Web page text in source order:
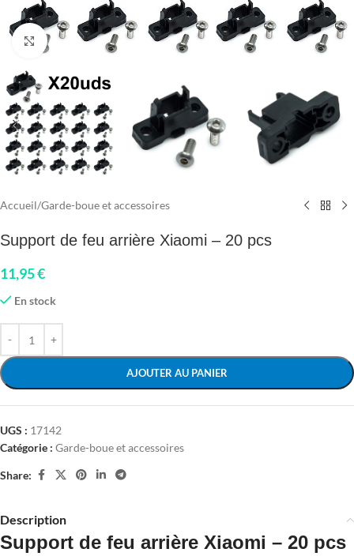
Click to enlarge
Accueil/Garde-boue et accessoires
Support de feu arrière Xiaomi – 20 pcs
11,95€
En stock
AJOUTER AU PANIER
UGS : 17142
Catégorie : Garde-boue et accessoires
Share:
Description
Support de feu arrière Xiaomi – 20 pcs